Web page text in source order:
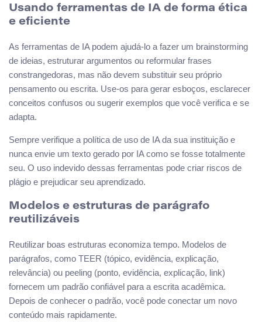
Usando ferramentas de IA de forma ética
e eficiente
As ferramentas de IA podem ajudá-lo a fazer um brainstorming
de ideias, estruturar argumentos ou reformular frases
constrangedoras, mas não devem substituir seu próprio
pensamento ou escrita. Use-os para gerar esboços, esclarecer
conceitos confusos ou sugerir exemplos que você verifica e se
adapta.
Sempre verifique a política de uso de IA da sua instituição e
nunca envie um texto gerado por IA como se fosse totalmente
seu. O uso indevido dessas ferramentas pode criar riscos de
plágio e prejudicar seu aprendizado.
Modelos e estruturas de parágrafo
reutilizáveis
Reutilizar boas estruturas economiza tempo. Modelos de
parágrafos, como TEER (tópico, evidência, explicação,
relevância) ou peeling (ponto, evidência, explicação, link)
fornecem um padrão confiável para a escrita acadêmica.
Depois de conhecer o padrão, você pode conectar um novo
conteúdo mais rapidamente.